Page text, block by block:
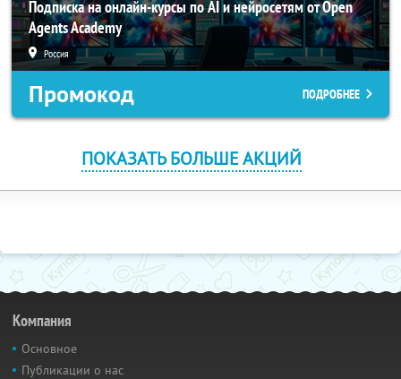
Подписка на онлайн-курсы по AI и нейросетям от Open
Agents Academy
Россия
Промокод ПОДРОБНЕЕ
ПОКАЗАТЬ БОЛЬШЕ АКЦИЙ
Компания
Основное
Публикации о нас